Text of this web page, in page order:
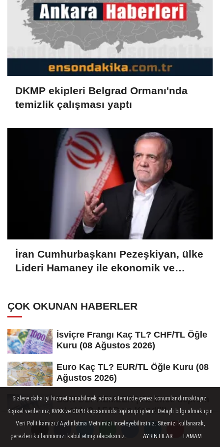
DKMP ekipleri Belgrad Ormanı'nda
temizlik çalışması yaptı
İran Cumhurbaşkanı Pezeşkiyan, ülke
Lideri Hamaney ile ekonomik ve
ÇOK OKUNAN HABERLER
İsviçre Frangı Kaç TL? CHF/TL Öğle
Kuru (08 Ağustos 2026)
Euro Kaç TL? EUR/TL Öğle Kuru (08
Ağustos 2026)
SON DEPREMLER | Az önce deprem
mi oldu? AFAD ve Kandilli
Rasathanesi...
İLGINIZI ÇEKEBILIR
Sizlere daha iyi hizmet sunabilmek adına sitemizde çerez konumlandırmaktayız.
Kişisel verileriniz, KVKK ve GDPR kapsamında toplanıp işlenir. Detaylı bilgi almak için
Veri Politikamızı / Aydınlatma Metnimizi inceleyebilirsiniz. Sitemizi kullanarak,
çerezleri kullanmamızı kabul etmiş olacaksınız.
AYRINTILAR TAMAM